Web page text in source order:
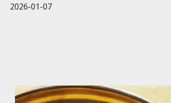
2026-01-07